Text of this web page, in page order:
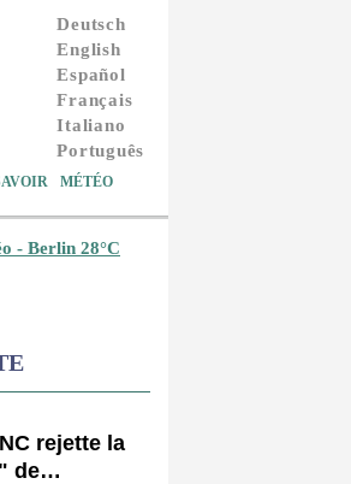
Deutsch
English
Español
Français
Italiano
Português
MÉTÉO
- Berlin 28°C
rejette la
de